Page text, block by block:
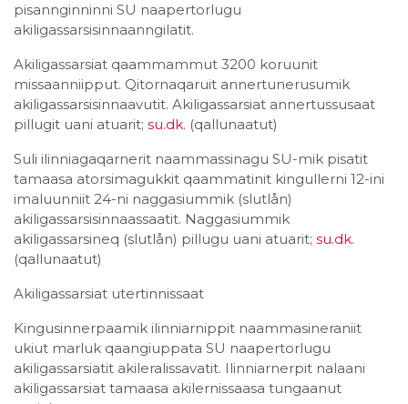
pisannginninni SU naapertorlugu
akiligassarsisinnaanngilatit.
Akiligassarsiat qaammammut 3200 koruunit
missaanniipput. Qitornaqaruit annertunerusumik
akiligassarsisinnaavutit. Akiligassarsiat annertussusaat
pillugit uani atuarit; su.dk. (qallunaatut)
Suli ilinniagaqarnerit naammassinagu SU-mik pisatit
tamaasa atorsimagukkit qaammatinit kingullerni 12-ini
imaluunniit 24-ni naggasiummik (slutlån)
akiligassarsisinnaassaatit. Naggasiummik
akiligassarsineq (slutlån) pillugu uani atuarit; su.dk.
(qallunaatut)
Akiligassarsiat utertinnissaat
Kingusinnerpaamik ilinniarnippit naammasineraniit
ukiut marluk qaangiuppata SU naapertorlugu
akiligassarsiatit akileralissavatit. Ilinniarnerpit nalaani
akiligassarsiat tamaasa akilernissaasa tungaanut